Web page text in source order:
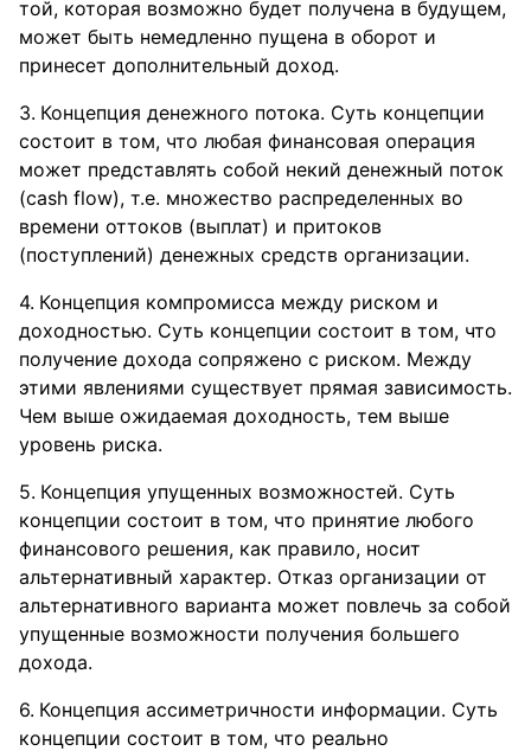
той, которая возможно будет получена в будущем,
может быть немедленно пущена в оборот и
принесет дополнительный доход.
Концепция денежного потока. Суть концепции
состоит в том, что любая финансовая операция
может представлять собой некий денежный поток
(cash flow), т.е. множество распределенных во
времени оттоков (выплат) и притоков
(поступлений) денежных средств организации.
Концепция компромисса между риском и
доходностью. Суть концепции состоит в том, что
получение дохода сопряжено с риском. Между
этими явлениями существует прямая зависимость.
Чем выше ожидаемая доходность, тем выше
уровень риска.
Концепция упущенных возможностей. Суть
концепции состоит в том, что принятие любого
финансового решения, как правило, носит
альтернативный характер. Отказ организации от
альтернативного варианта может повлечь за собой
упущенные возможности получения большего
дохода.
Концепция ассиметричности информации. Суть
концепции состоит в том, что реально